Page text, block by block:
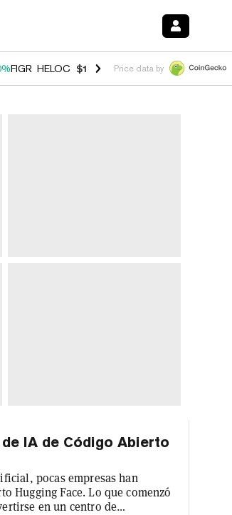
FIGR_HELOC $1.007 -2.70%HYPE $54.55 -
Price data by
IA de Código Abierto
pocas empresas han
Hugging Face. Lo que comenzó
en un centro de